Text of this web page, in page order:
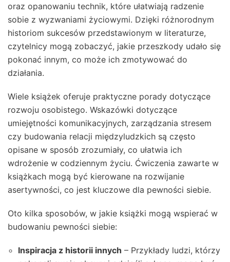
oraz opanowaniu technik, które ułatwiają radzenie
sobie z wyzwaniami życiowymi. Dzięki różnorodnym
historiom sukcesów przedstawionym w literaturze,
czytelnicy mogą zobaczyć, jakie przeszkody udało się
pokonać innym, co może ich zmotywować do
działania.
Wiele książek oferuje praktyczne porady dotyczące
rozwoju osobistego. Wskazówki dotyczące
umiejętności komunikacyjnych, zarządzania stresem
czy budowania relacji międzyludzkich są często
opisane w sposób zrozumiały, co ułatwia ich
wdrożenie w codziennym życiu. Ćwiczenia zawarte w
książkach mogą być kierowane na rozwijanie
asertywności, co jest kluczowe dla pewności siebie.
Oto kilka sposobów, w jakie książki mogą wspierać w
budowaniu pewności siebie:
Inspiracja z historii innych – Przykłady ludzi, którzy